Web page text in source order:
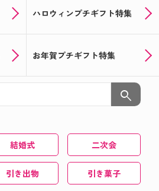
ハロウィンプチギフト特集
お年賀プチギフト特集
search
結婚式 二次会
引き出物 引き菓子